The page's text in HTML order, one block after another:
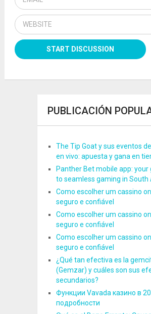
PUBLICACIÓN
The Tip Goat y sus eventos
en vivo: apuesta y gana en
Panther Bet mobile app:
to seamless gaming in South
Como escolher um cassino
seguro e confiável
Como escolher um cassino
seguro e confiável
Como escolher um cassino
seguro e confiável
¿Qué tan efectiva es la
(Gemzar) y cuáles son sus
secundarios?
Функции Vavada казино в
подробности